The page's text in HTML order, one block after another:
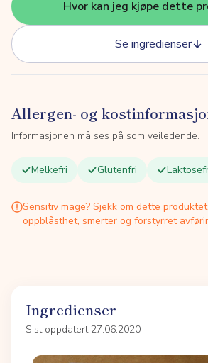
Hvor kan jeg kjøpe dette
Se ingredienser
Allergen- og
Informasjonen må ses på som veiledende.
Melkefri Glutenfri
Sensitiv mage? Sjekk om dette
oppblåsthet, smerter og forstyrret
Ingredienser
Sist oppdatert 27.06.2020